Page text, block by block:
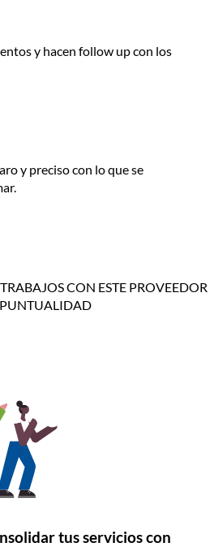
y hacen follow up con los
y preciso con lo que se
CON ESTE PROVEEDOR
tus servicios con